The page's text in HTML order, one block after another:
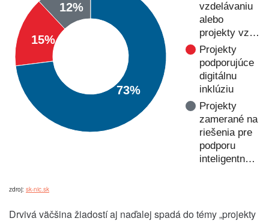
vzdelávaniu
alebo
projekty vz…
Projekty
podporujúce
digitálnu
inklúziu
Projekty
zamerané na
riešenia pre
podporu
inteligentn…
12%
15%
73%
zdroj: sk-nic.sk
Drvivá väčšina žiadostí aj naďalej spadá do témy „projekty